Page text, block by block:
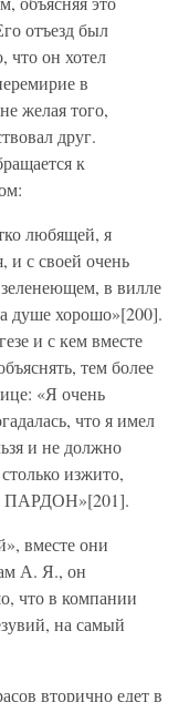
отъезд был
что он хотел
в
желая того,
друг.
к
любящей, я
и с своей очень
в вилле
душе хорошо»[200].
и с кем вместе
тем более
«Я очень
что я имел
и не должно
изжито,
ПАРДОН»[201].
вместе они
А. Я., он
что в компании
на самый
вторично едет в